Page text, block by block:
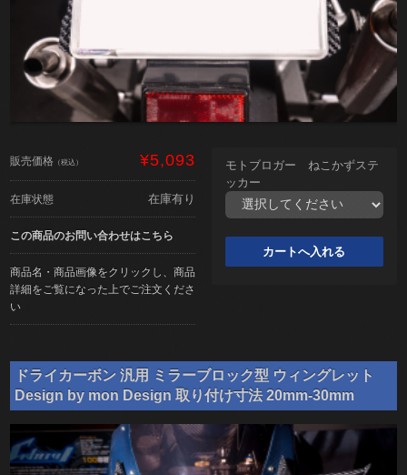
販売価格 （税込） ¥5,093
在庫状態 在庫有り
この商品のお問い合わせはこちら
商品名・商品画像をクリックし、商品
詳細をご覧になった上でご注文くださ
い
モトブロガー ねこかずステ
ッカー
ドライカーボン 汎用 ミラーブロック型 ウィングレット
Design by mon Design 取り付け寸法 20mm-30mm